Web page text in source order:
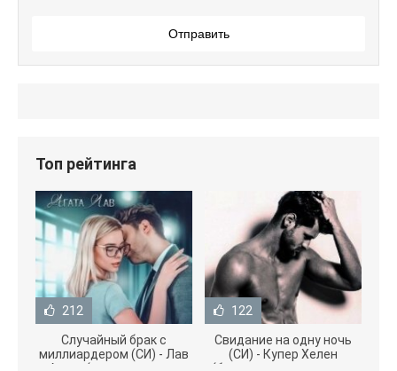
Отправить
Топ рейтинга
212
Случайный брак с
миллиардером (СИ) - Лав
Агата (полная версия
122
Свидание на одну ночь
(СИ) - Купер Хелен
(бесплатные серии книг